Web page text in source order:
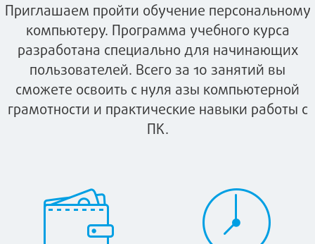
Приглашаем пройти обучение персональному
компьютеру. Программа учебного курса
разработана специально для начинающих
пользователей. Всего за 10 занятий вы
сможете освоить с нуля азы компьютерной
грамотности и практические навыки работы с
ПК.